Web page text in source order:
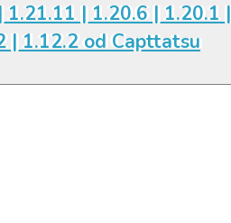
1.21.11 | 1.20.6 | 1.20.1 |
| 1.12.2 od Capttatsu